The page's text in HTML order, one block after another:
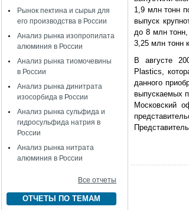
Рынок пектина и сырья для
его производства в России
Анализ рынка изопропилата
алюминия в России
Анализ рынка тиомочевины
в России
Анализ рынка динитрата
изосорбида в России
Анализ рынка сульфида и
гидросульфида натрия в
России
Анализ рынка нитрата
алюминия в России
Все отчеты
ОТЧЕТЫ ПО ТЕМАМ
1,9 млн тонн
выпуск
до 8 млн тонн,
3,25 млн тонн
В августе
Plastics,
данного
выпускаемых
Московский